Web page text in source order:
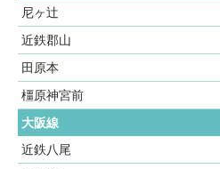
尼ヶ辻
近鉄郡山
田原本
橿原神宮前
大阪線
近鉄八尾